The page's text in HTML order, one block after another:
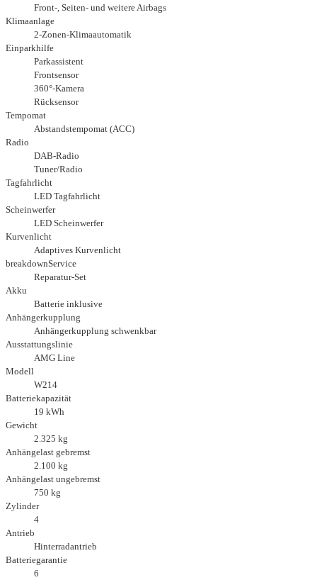
Front-, Seiten- und weitere Airbags
Klimaanlage
2-Zonen-Klimaautomatik
Einparkhilfe
Parkassistent
Frontsensor
360°-Kamera
Rücksensor
Tempomat
Abstandstempomat (ACC)
Radio
DAB-Radio
Tuner/Radio
Tagfahrlicht
LED Tagfahrlicht
Scheinwerfer
LED Scheinwerfer
Kurvenlicht
Adaptives Kurvenlicht
breakdownService
Reparatur-Set
Akku
Batterie inklusive
Anhängerkupplung
Anhängerkupplung schwenkbar
Ausstattungslinie
AMG Line
Modell
W214
Batteriekapazität
19 kWh
Gewicht
2.325 kg
Anhängelast gebremst
2.100 kg
Anhängelast ungebremst
750 kg
Zylinder
4
Antrieb
Hinterradantrieb
Batteriegarantie
6